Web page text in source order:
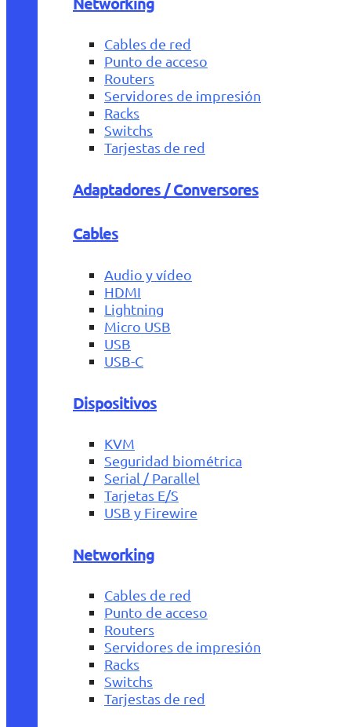
Cables de red
Punto de acceso
Routers
Servidores de impresión
Racks
Switchs
Tarjestas de red
Adaptadores / Conversores
Cables
Audio y vídeo
HDMI
Lightning
Micro USB
USB
USB-C
Dispositivos
KVM
Seguridad biométrica
Serial / Parallel
Tarjetas E/S
USB y Firewire
Networking
Cables de red
Punto de acceso
Routers
Servidores de impresión
Racks
Switchs
Tarjestas de red